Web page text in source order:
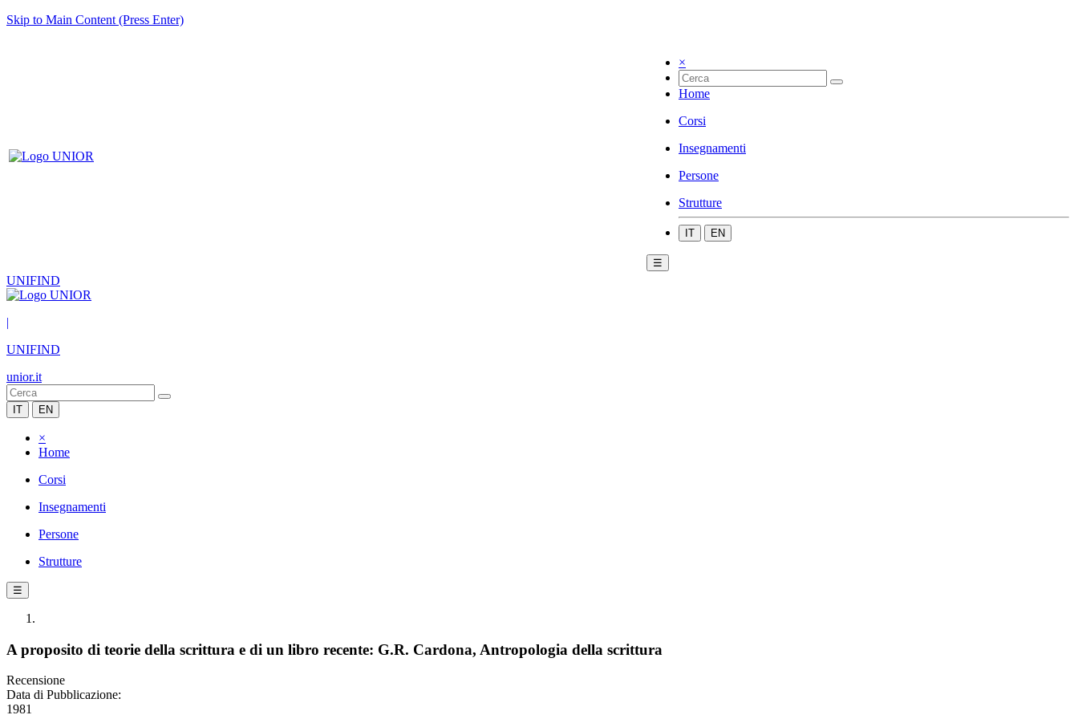
Skip to Main Content (Press Enter)
×
Home
Corsi
Insegnamenti
Persone
Strutture
IT EN
☰
UNIFIND
|
UNIFIND
unior.it
IT EN
×
Home
Corsi
Insegnamenti
Persone
Strutture
☰
A proposito di teorie della scrittura e di un libro recente: G.R. Cardona, Antropologia della scrittura
Recensione
Data di Pubblicazione:
1981